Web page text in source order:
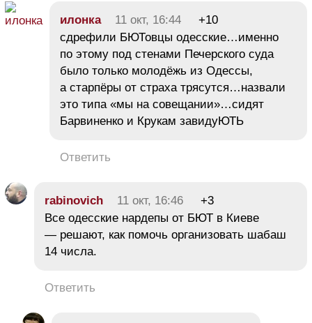
илонка 11 окт, 16:44
+10
сдрефили БЮТовцы одесские…именно
по этому под стенами Печерского суда
было только молодёжь из Одессы,
а старпёры от страха трясутся…назвали
это типа «мы на совещании»…сидят
Барвиненко и Крукам завидуЮТЬ
Ответить
rabinovich 11 окт, 16:46
+3
Все одесские нардепы от БЮТ в Киеве
— решают, как помочь организовать шабаш
14 числа.
Ответить